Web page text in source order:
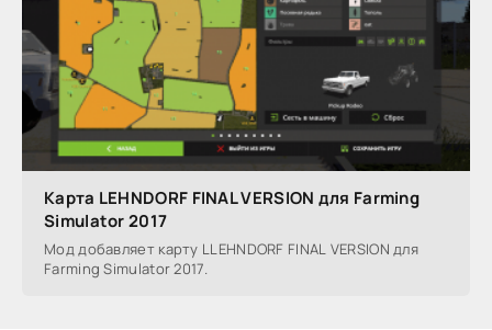
Карта LEHNDORF FINAL VERSION для Farming
Simulator 2017
Мод добавляет карту LLEHNDORF FINAL VERSION для
Farming Simulator 2017.